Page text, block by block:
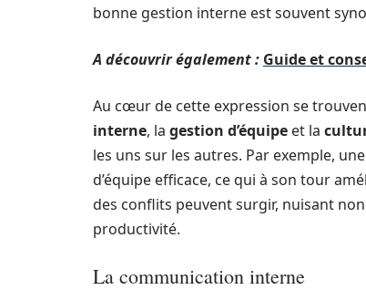
bonne gestion interne est souvent
A découvrir également : Guide et
Au cœur de cette expression se
interne, la gestion d’équipe et la
les uns sur les autres. Par exemple,
d’équipe efficace, ce qui à son tour
des conflits peuvent surgir, nuisant
productivité.
La communication interne